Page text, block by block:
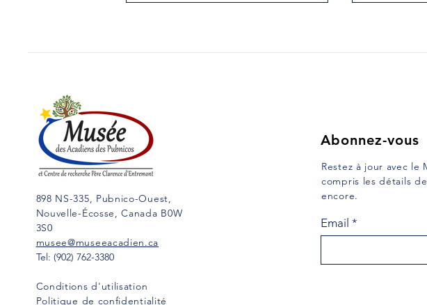
1990. Traduction...
898 NS-335, Pubnico-Ouest,
Nouvelle-Écosse, Canada B0W
3S0
musee@museeacadien.ca
Tel: (902) 762-3380
Conditions d'utilisation
Politique de confidentialité
Abonnez-vous
Restez à jour avec le
compris les détails
encore.
Email